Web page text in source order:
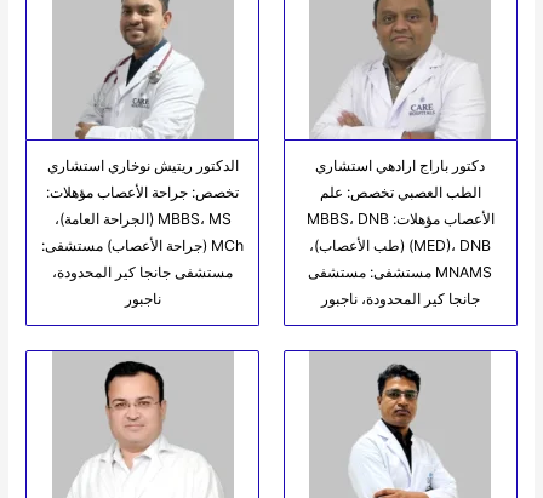
دكتور باراج ارادهي استشاري
الطب العصبي تخصص: علم
الأعصاب مؤهلات: MBBS، DNB
(MED)، DNB (طب الأعصاب)،
MNAMS مستشفى: مستشفى
جانجا كير المحدودة، ناجبور
الدكتور ريتيش نوخاري استشاري
تخصص: جراحة الأعصاب مؤهلات:
MBBS، MS (الجراحة العامة)،
MCh (جراحة الأعصاب) مستشفى:
مستشفى جانجا كير المحدودة،
ناجبور